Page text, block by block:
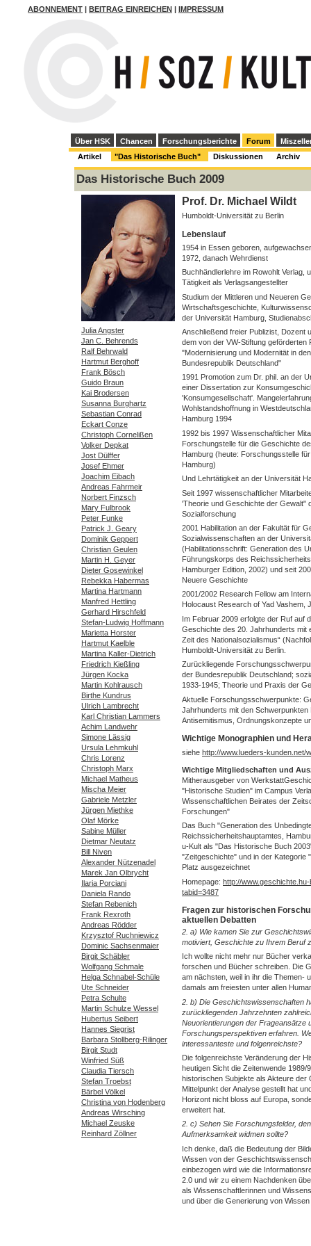
ABONNEMENT BEITRAG EINREICHEN IMPRESSUM
Über HSK Chancen Forschungsberichte Forum
Artikel
"Das Historische Buch" Diskussionen Archiv
Das Historische Buch 2009
Julia Angster
Jan C. Behrends
Ralf Behrwald
Hartmut Berghoff
Frank Bösch
Guido Braun
Kai Brodersen
Susanna Burghartz
Sebastian Conrad
Eckart Conze
Christoph Cornelißen
Volker Depkat
Jost Dülffer
Josef Ehmer
Joachim Eibach
Andreas Fahrmeir
Norbert Finzsch
Mary Fulbrook
Peter Funke
Patrick J. Geary
Dominik Geppert
Christian Geulen
Martin H. Geyer
Dieter Gosewinkel
Rebekka Habermas
Martina Hartmann
Manfred Hettling
Gerhard Hirschfeld
Stefan-Ludwig Hoffmann
Marietta Horster
Hartmut Kaelble
Martina Kaller-Dietrich
Friedrich Kießling
Jürgen Kocka
Martin Kohlrausch
Birthe Kundrus
Ulrich Lambrecht
Karl Christian Lammers
Achim Landwehr
Simone Lässig
Ursula Lehmkuhl
Chris Lorenz
Christoph Marx
Michael Matheus
Mischa Meier
Gabriele Metzler
Jürgen Miethke
Olaf Mörke
Sabine Müller
Dietmar Neutatz
Bill Niven
Alexander Nützenadel
Marek Jan Olbrycht
Ilaria Porciani
Daniela Rando
Stefan Rebenich
Frank Rexroth
Andreas Rödder
Krzysztof Ruchniewicz
Dominic Sachsenmaier
Birgit Schäbler
Wolfgang Schmale
Helga Schnabel-Schüle
Ute Schneider
Petra Schulte
Martin Schulze Wessel
Hubertus Seibert
Hannes Siegrist
Barbara Stollberg-Rilinger
Birgit Studt
Winfried Süß
Claudia Tiersch
Stefan Troebst
Bärbel Völkel
Christina von Hodenberg
Andreas Wirsching
Michael Zeuske
Reinhard Zöllner
Prof. Dr. Michael Wildt
Humboldt-Universität zu Berlin
Lebenslauf
1954 in Essen geboren,
1972, danach Wehrdienst
Buchhändlerlehre im Rowohlt Verlag,
Tätigkeit als Verlagsangestellter
Studium der Mittleren und Neueren
Wirtschaftsgeschichte,
der Universität Hamburg,
Anschließend freier Publizist, Dozent
dem von der VW-Stiftung geförderten
"Modernisierung und Modernität in
Bundesrepublik Deutschland"
1991 Promotion zum Dr. phil. an der
einer Dissertation zur
'Konsumgesellschaft'.
Wohlstandshoffnung in
Hamburg 1994
1992 bis 1997 Wissenschaftlicher
Forschungstelle für die Geschichte
Hamburg (heute: Forschungsstelle
Hamburg)
Und Lehrtätigkeit an der Universität
Seit 1997 wissenschaftlicher
'Theorie und Geschichte der Gewalt"
Sozialforschung
2001 Habilitation an der Fakultät für
Sozialwissenschaften an der
(Habilitationsschrift: Generation des
Führungskorps des
Hamburger Edition, 2002) und seit
Neuere Geschichte
2001/2002 Research Fellow am
Holocaust Research of Yad Vashem,
Im Februar 2009 erfolgte der Ruf auf
Geschichte des 20. Jahrhunderts mit
Zeit des Nationalsozialismus“
Humboldt-Universität zu Berlin.
Zurückliegende
der Bundesrepublik Deutschland;
1933-1945; Theorie und Praxis der
Aktuelle Forschungsschwerpunkte:
Jahrhunderts mit den Schwerpunkten
Antisemitismus, Ordnungskonzepte
Wichtige Monographien und
siehe http://www.lueders-kunden.net/
Wichtige Mitgliedschaften und
Mitherausgeber von
"Historische Studien" im Campus
Wissenschaftlichen Beirates der
Forschungen"
Das Buch "Generation des
Reichssicherheitshauptamtes,
u-Kult als "Das Historische Buch
"Zeitgeschichte" und in der Kategorie
Platz ausgezeichnet
Homepage: http://
tabid=3487
Fragen zur historischen
aktuellen Debatten
2. a) Wie kamen Sie zur
motiviert, Geschichte zu Ihrem Beruf
Ich wollte nicht mehr nur Bücher
forschen und Bücher schreiben. Die
am nächsten, weil in ihr die Themen-
damals am freiesten unter allen
2. b) Die Geschichtswissenschaften
zurückliegenden Jahrzehnten
Neuorientierungen der Frageansätze
Forschungsperspektiven erfahren.
interessanteste und folgenreichste?
Die folgenreichste Veränderung der
heutigen Sicht die Zeitenwende 1989/
historischen Subjekte als Akteure der
Mittelpunkt der Analyse gestellt hat
Horizont nicht bloss auf Europa,
erweitert hat.
2. c) Sehen Sie Forschungsfelder,
Aufmerksamkeit widmen sollte?
Ich denke, daß die Bedeutung der
Wissen von der
einbezogen wird wie die
2.0 und wir zu einem Nachdenken
als Wissenschaftlerinnen und
und über die Generierung von